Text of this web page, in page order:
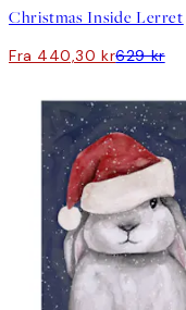
Christmas Inside Lerret
Fra 440,30 kr629 kr